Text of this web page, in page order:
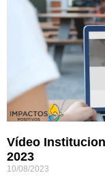
Vídeo
2023
10/08/2023